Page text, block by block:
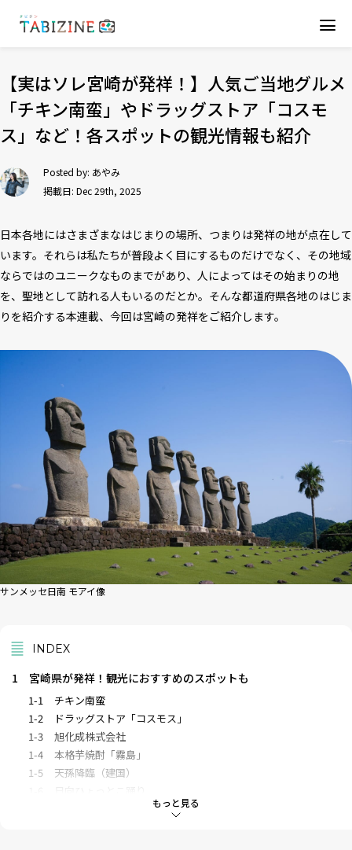
【実はソレ宮崎が発祥！】人気ご当地グルメ
「チキン南蛮」やドラッグストア「コスモ
ス」など！各スポットの観光情報も紹介
Posted by: あやみ
掲載日: Dec 29th, 2025
日本各地にはさまざまなはじまりの場所、つまりは発祥の地が点在して
います。それらは私たちが普段よく目にするものだけでなく、その地域
ならではのユニークなものまでがあり、人によってはその始まりの地
を、聖地として訪れる人もいるのだとか。そんな都道府県各地のはじま
りを紹介する本連載、今回は宮崎の発祥をご紹介します。
サンメッセ日南 モアイ像
もっと見る
INDEX
1 宮崎県が発祥！観光におすすめのスポットも
1-1
チキン南蛮
1-2
ドラッグストア「コスモス」
1-3
旭化成株式会社
1-4
本格芋焼酎「霧島」
1-5
天孫降臨（建国）
宮崎には神話と食、産業の始まりが盛りだくさん！